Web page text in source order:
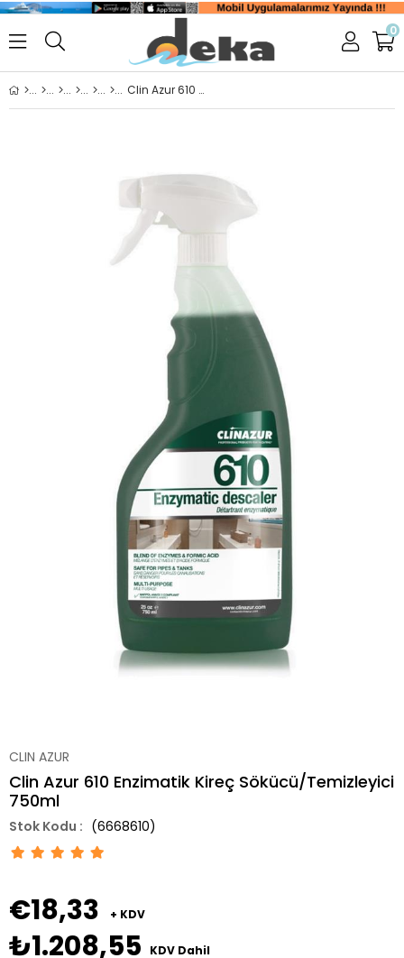
0
Clin Azur 610 Enzimatik Kireç Sökücü/Temizleyici 750ml
CLIN AZUR
Clin Azur 610 Enzimatik Kireç Sökücü/Temizleyici
750ml
(6668610)
€18,33 + KDV
KDV Dahil
₺1.208,55